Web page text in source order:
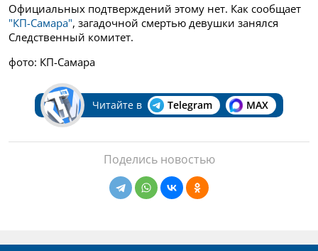
Официальных подтверждений этому нет. Как сообщает
"КП-Самара", загадочной смертью девушки занялся
Следственный комитет.
фото: КП-Самара
Читайте в Telegram MAX
Поделись новостью